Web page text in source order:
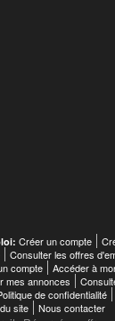
Créer un compte
Consulter les offres
compte Accéder à
mes annonces
de confidentialité
site
Nous contacter